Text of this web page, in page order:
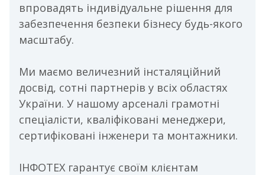
впровадять індивідуальне рішення для
забезпечення безпеки бізнесу будь-якого
масштабу.
Ми маємо величезний інсталяційний
досвід, сотні партнерів у всіх областях
України. У нашому арсеналі грамотні
спеціалісти, кваліфіковані менеджери,
сертифіковані інженери та монтажники.
ІНФОТЕХ гарантує своїм клієнтам